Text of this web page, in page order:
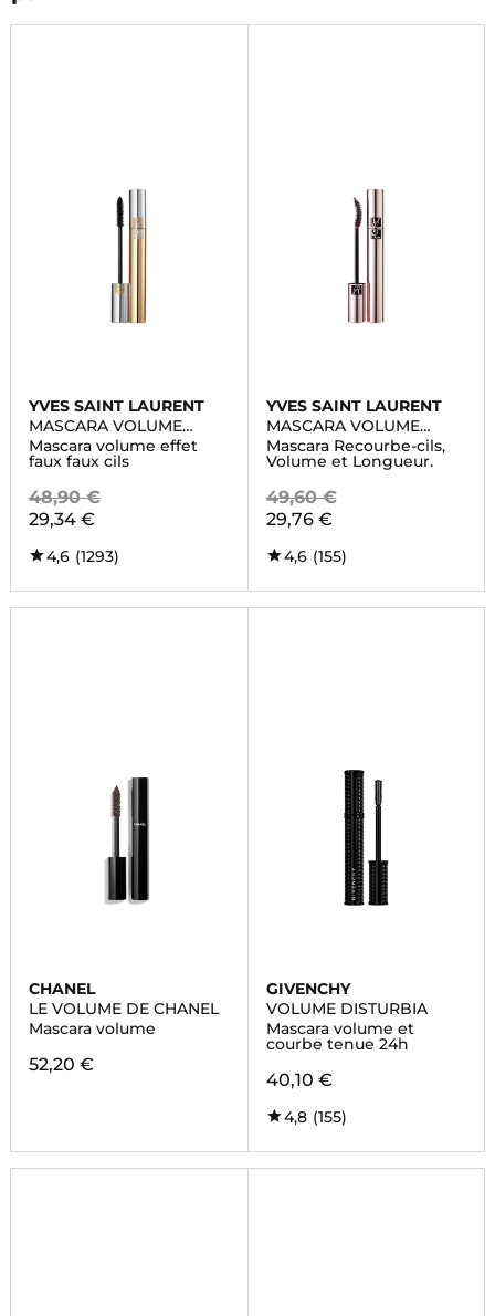
YVES SAINT LAURENT
MASCARA VOLUME
EFFET FAUX CILS
Mascara volume effet
faux faux cils
48,90 €
29,34 €
4,6 (1293)
YVES SAINT LAURENT
MASCARA VOLUME
EFFET FAUX CILS THE
CURLER
Mascara Recourbe-cils,
Volume et Longueur.
49,60 €
29,76 €
4,6 (155)
CHANEL
LE VOLUME DE CHANEL
Mascara volume
52,20 €
GIVENCHY
VOLUME DISTURBIA
Mascara volume et
courbe tenue 24h
40,10 €
4,8 (155)